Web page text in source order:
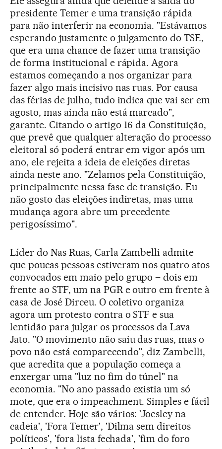
presidente Temer e uma transição rápida
para não interferir na economia. "Estávamos
esperando justamente o julgamento do TSE,
que era uma chance de fazer uma transição
de forma institucional e rápida. Agora
estamos começando a nos organizar para
fazer algo mais incisivo nas ruas. Por causa
das férias de julho, tudo indica que vai ser em
agosto, mas ainda não está marcado",
garante. Citando o artigo 16 da Constituição,
que prevê que qualquer alteração do processo
eleitoral só poderá entrar em vigor após um
ano, ele rejeita a ideia de eleições diretas
ainda neste ano. "Zelamos pela Constituição,
principalmente nessa fase de transição. Eu
não gosto das eleições indiretas, mas uma
mudança agora abre um precedente
perigosíssimo".
Líder do Nas Ruas, Carla Zambelli admite
que poucas pessoas estiveram nos quatro atos
convocados em maio pelo grupo – dois em
frente ao STF, um na PGR e outro em frente à
casa de José Dirceu. O coletivo organiza
agora um protesto contra o STF e sua
lentidão para julgar os processos da Lava
Jato. "O movimento não saiu das ruas, mas o
povo não está comparecendo", diz Zambelli,
que acredita que a população começa a
enxergar uma "luz no fim do túnel" na
economia. "No ano passado existia um só
mote, que era o impeachment. Simples e fácil
de entender. Hoje são vários: 'Joesley na
cadeia', 'Fora Temer', 'Dilma sem direitos
políticos', 'fora lista fechada', 'fim do foro